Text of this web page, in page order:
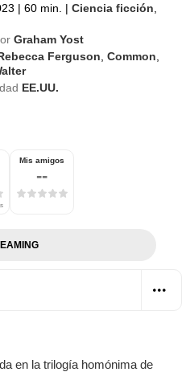
| 60 min. | Ciencia ficción
Graham Yost
Ferguson ,Common
EE.UU.
Mis amigos
--
en la trilogía homónima de